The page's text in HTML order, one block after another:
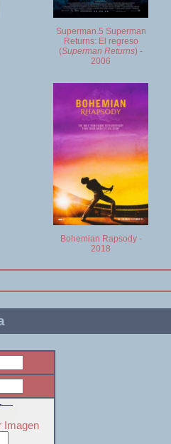
Superman.5 Superman
Returns: El regreso
(Superman Returns) -
2006
Bohemian Rapsody -
2018
Imagen